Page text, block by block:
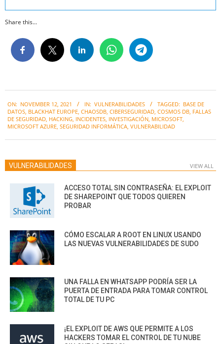
Share this...
11-
12
ON: NOVEMBER 12, 2021 IN: VULNERABILIDADES TAGGED: BASE DE
DATOS BLACKHAT EUROPE CHAOSDB CIBERSEGURIDAD COSMOS DB FALLAS
DE SEGURIDAD HACKING INCIDENTES INVESTIGACIÓN MICROSOFT
MICROSOFT AZURE SEGURIDAD INFORMÁTICA VULNERABILIDAD
VULNERABILIDADES VIEW ALL
ACCESO TOTAL SIN CONTRASEÑA: EL EXPLOIT
DE SHAREPOINT QUE TODOS QUIEREN
PROBAR
CÓMO ESCALAR A ROOT EN LINUX USANDO
LAS NUEVAS VULNERABILIDADES DE SUDO
UNA FALLA EN WHATSAPP PODRÍA SER LA
PUERTA DE ENTRADA PARA TOMAR CONTROL
TOTAL DE TU PC
¡EL EXPLOIT DE AWS QUE PERMITE A LOS
HACKERS TOMAR EL CONTROL DE TU NUBE